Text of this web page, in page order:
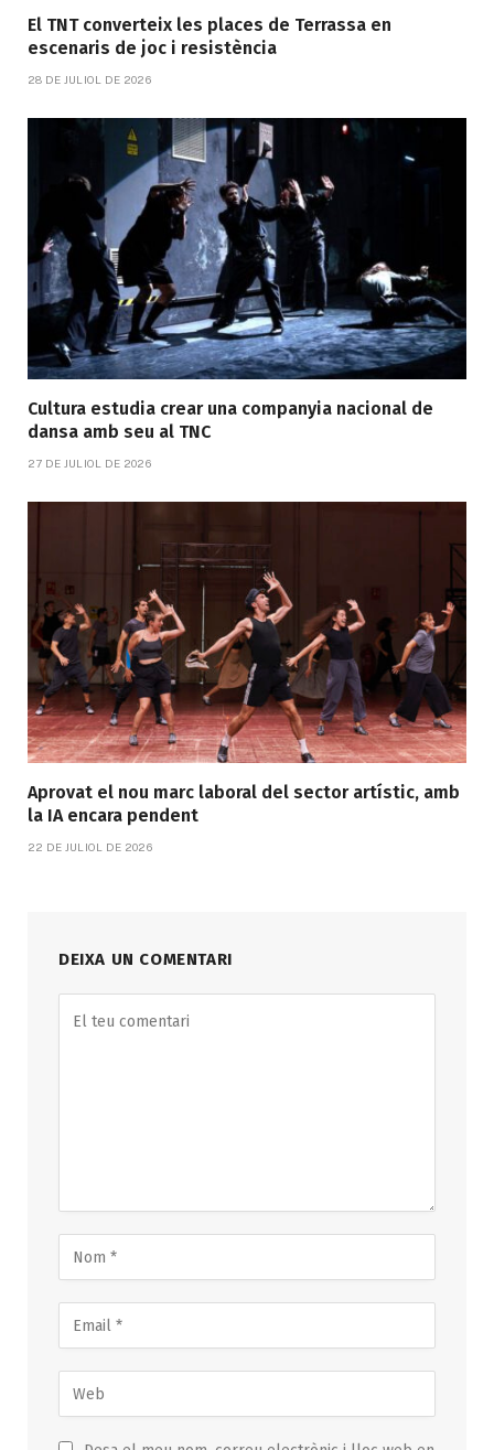
El TNT converteix les places de Terrassa en
escenaris de joc i resistència
28 DE JULIOL DE 2026
Cultura estudia crear una companyia nacional de
dansa amb seu al TNC
27 DE JULIOL DE 2026
Aprovat el nou marc laboral del sector artístic, amb
la IA encara pendent
22 DE JULIOL DE 2026
DEIXA UN COMENTARI